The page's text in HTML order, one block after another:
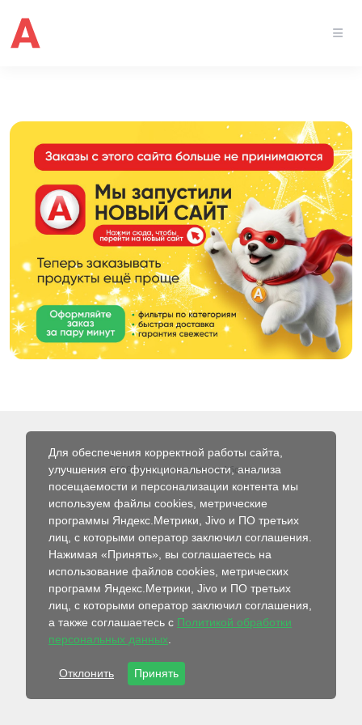
© 2026 Интернет-магазин Абсолют
Для обеспечения корректной работы сайта,
улучшения его функциональности, анализа
посещаемости и персонализации контента мы
используем файлы cookies, метрические
программы Яндекс.Метрики, Jivo и ПО третьих
лиц, с которыми оператор заключил соглашения.
Нажимая «Принять», вы соглашаетесь на
использование файлов cookies, метрических
программ Яндекс.Метрики, Jivo и ПО третьих
лиц, с которыми оператор заключил соглашения,
а также соглашаетесь с Политикой обработки
персональных данных
Отклонить Принять